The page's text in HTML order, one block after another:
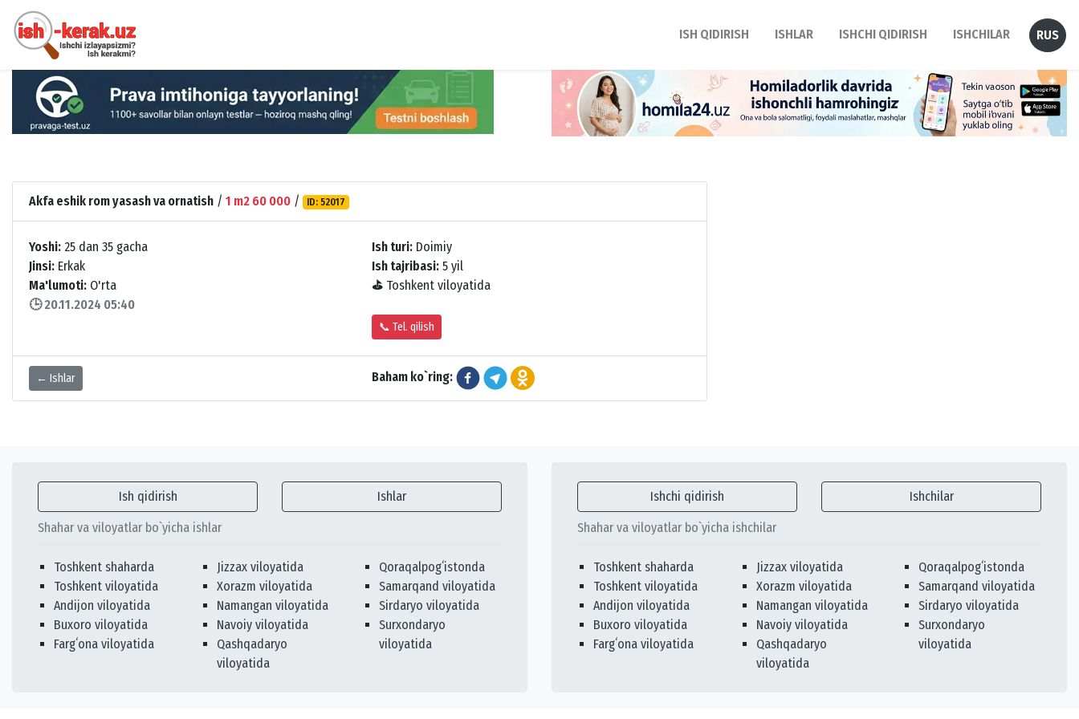
ISH QIDIRISH ISHLAR ISHCHI QIDIRISH ISHCHILAR RUS
Akfa eshik rom yasash va ornatish / 1 m2 60 000 / ID: 52017
Yoshi: 25 dan 35 gacha
Jinsi: Erkak
Ma'lumoti: O'rta
🕒 20.11.2024 05:40
Ish turi: Doimiy
Ish tajribasi: 5 yil
⛳ Toshkent viloyatida
📞 Tel. qilish
← Ishlar Baham ko`ring:
Ish qidirish Ishlar
Shahar va viloyatlar bo`yicha ishlar
Toshkent shaharda
Toshkent viloyatida
Andijon viloyatida
Buxoro viloyatida
Fargʻona viloyatida
Jizzax viloyatida
Xorazm viloyatida
Namangan viloyatida
Navoiy viloyatida
Qashqadaryo
viloyatida
Qoraqalpogʻistonda
Samarqand viloyatida
Sirdaryo viloyatida
Surxondaryo
viloyatida
Ishchi qidirish Ishchilar
Shahar va viloyatlar bo`yicha ishchilar
Toshkent shaharda
Toshkent viloyatida
Andijon viloyatida
Buxoro viloyatida
Fargʻona viloyatida
Jizzax viloyatida
Xorazm viloyatida
Namangan viloyatida
Navoiy viloyatida
Qashqadaryo
viloyatida
Qoraqalpogʻistonda
Samarqand viloyatida
Sirdaryo viloyatida
Surxondaryo
viloyatida